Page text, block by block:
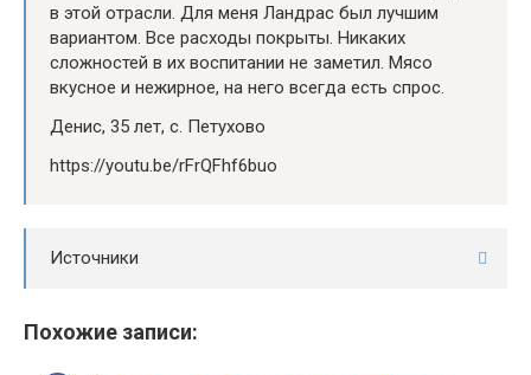
в этой отрасли. Для меня Ландрас был лучшим
вариантом. Все расходы покрыты. Никаких
сложностей в их воспитании не заметил. Мясо
вкусное и нежирное, на него всегда есть спрос.
Денис, 35 лет, с. Петухово
https://youtu.be/rFrQFhf6buo
Источники
Похожие записи: